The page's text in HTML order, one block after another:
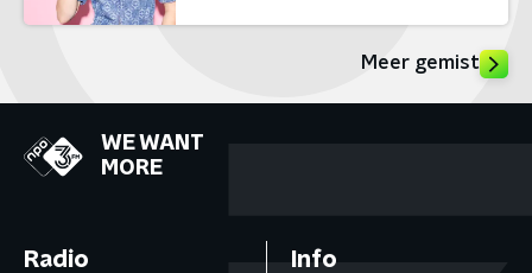
Meer gemist
WE WANT
MORE
Radio Info